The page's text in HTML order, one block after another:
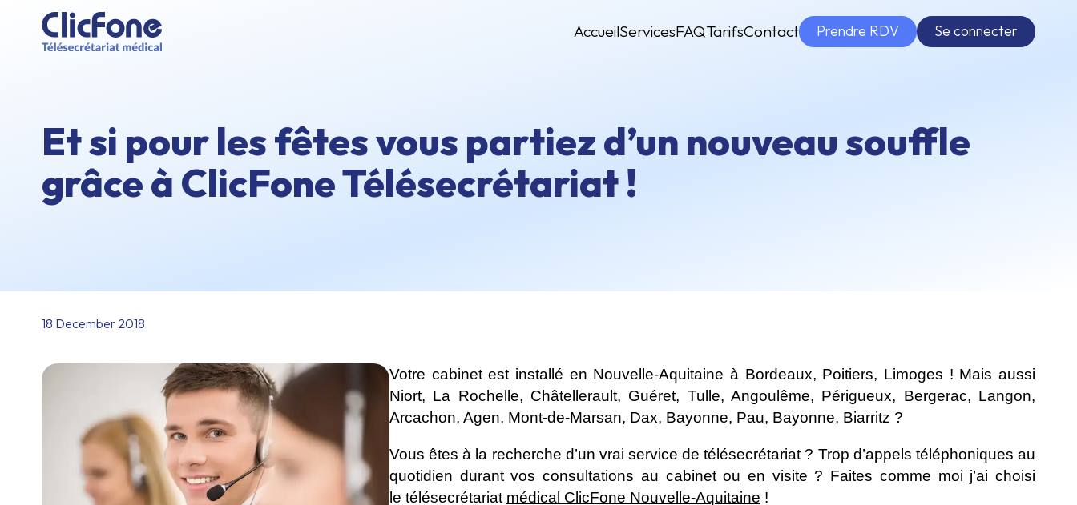
AccueilServicesFAQTarifsContact Prendre RDV Se connecter
Et si pour les fêtes vous partiez d’un nouveau souffle
grâce à ClicFone Télésecrétariat !
18 December 2018
Votre cabinet est installé en Nouvelle-Aquitaine à Bordeaux, Poitiers, Limoges ! Mais aussi
Niort, La Rochelle, Châtellerault, Guéret, Tulle, Angoulême, Périgueux, Bergerac, Langon,
Arcachon, Agen, Mont-de-Marsan, Dax, Bayonne, Pau, Bayonne, Biarritz ?
Vous êtes à la recherche d’un vrai service de télésecrétariat ? Trop d’appels téléphoniques au
quotidien durant vos consultations au cabinet ou en visite ? Faites comme moi j’ai choisi
le télésecrétariat médical ClicFone Nouvelle-Aquitaine !